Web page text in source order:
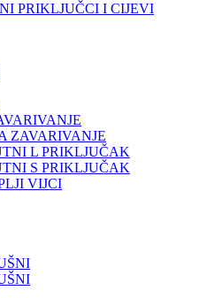
PRIKLJUČCI I CIJEVI
ZAVARIVANJE
L PRIKLJUČAK
S PRIKLJUČAK
VIJCI